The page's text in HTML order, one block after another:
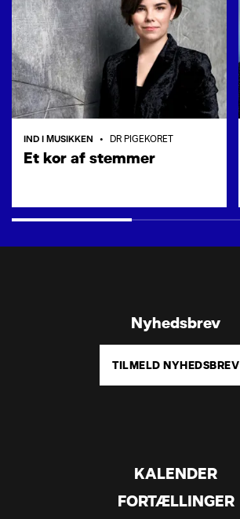
IND I MUSIKKEN • DR PIGEKORET
Et kor af stemmer
KALENDER
FORTÆLLINGER
Nyhedsbrev
TILMELD NYHEDSBREV